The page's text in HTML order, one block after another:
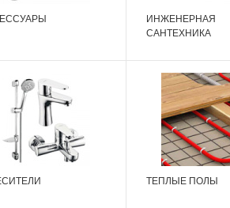
ИНЖЕНЕРНАЯ
САНТЕХНИКА
ТЕПЛЫЕ ПОЛЫ